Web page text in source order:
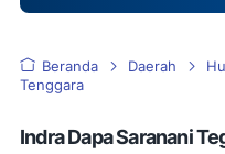
Beranda Daerah
Tenggara
Indra Dapa Saranani